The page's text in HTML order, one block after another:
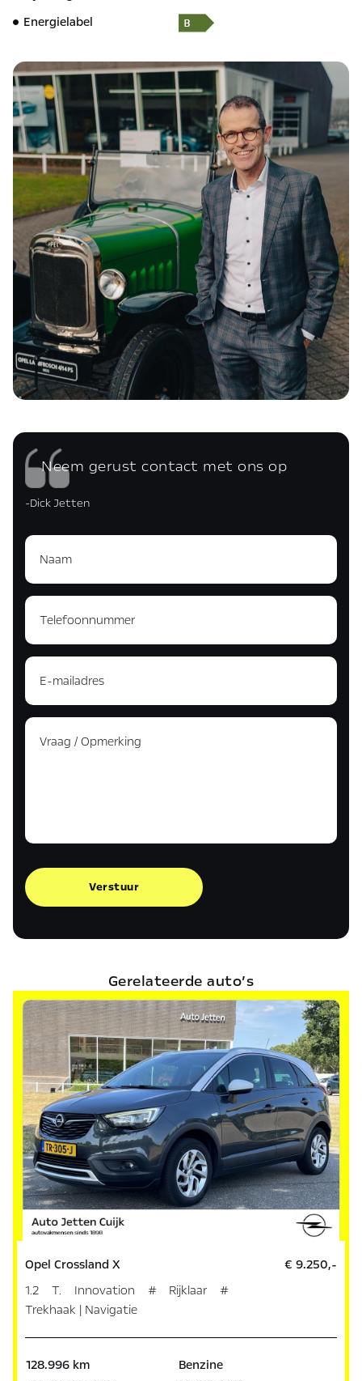
Energielabel
Neem gerust contact met ons op
-Dick Jetten
Verstuur
Gerelateerde auto’s
Opel Crossland X
1.2 T. Innovation # Rijklaar #
Trekhaak | Navigatie
€ 9.250,-
128.996 km
Benzine